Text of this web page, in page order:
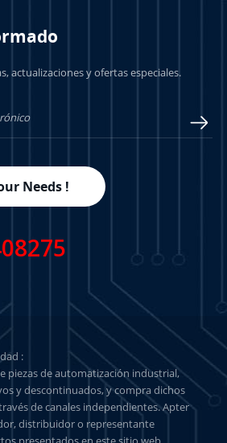
actualizaciones y ofertas especiales.
Needs !
:
piezas de automatización industrial,
y descontinuados, y compra dichos
de canales independientes. Apter
distribuidor o representante